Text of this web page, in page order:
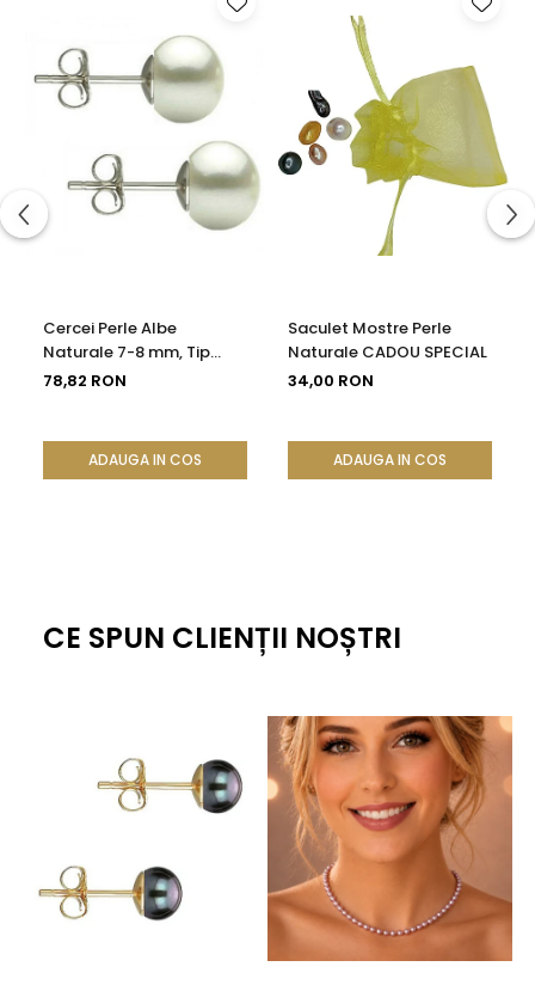
Cercei Perle Albe
Naturale 7-8 mm, Tip
Șurub, Argint 925 -
78,82 RON
ADAUGA IN COS
Saculet Mostre Perle
Naturale CADOU SPECIAL
34,00 RON
ADAUGA IN COS
CE SPUN CLIENȚII NOȘTRI